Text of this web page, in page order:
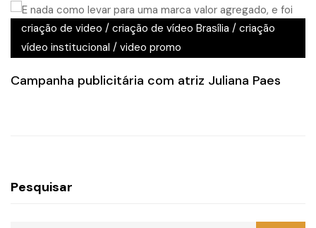
criação de video / criação de vídeo Brasília / criação
vídeo institucional / video promo
Campanha publicitária com atriz Juliana Paes
Pesquisar